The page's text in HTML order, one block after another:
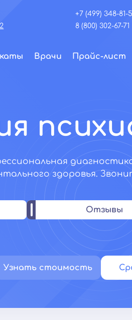
+7 (499) 348-81-
8 (800) 302-67-71
Врачи Прайс-лист
здоровья.
Отзывы
Узнать стоимость